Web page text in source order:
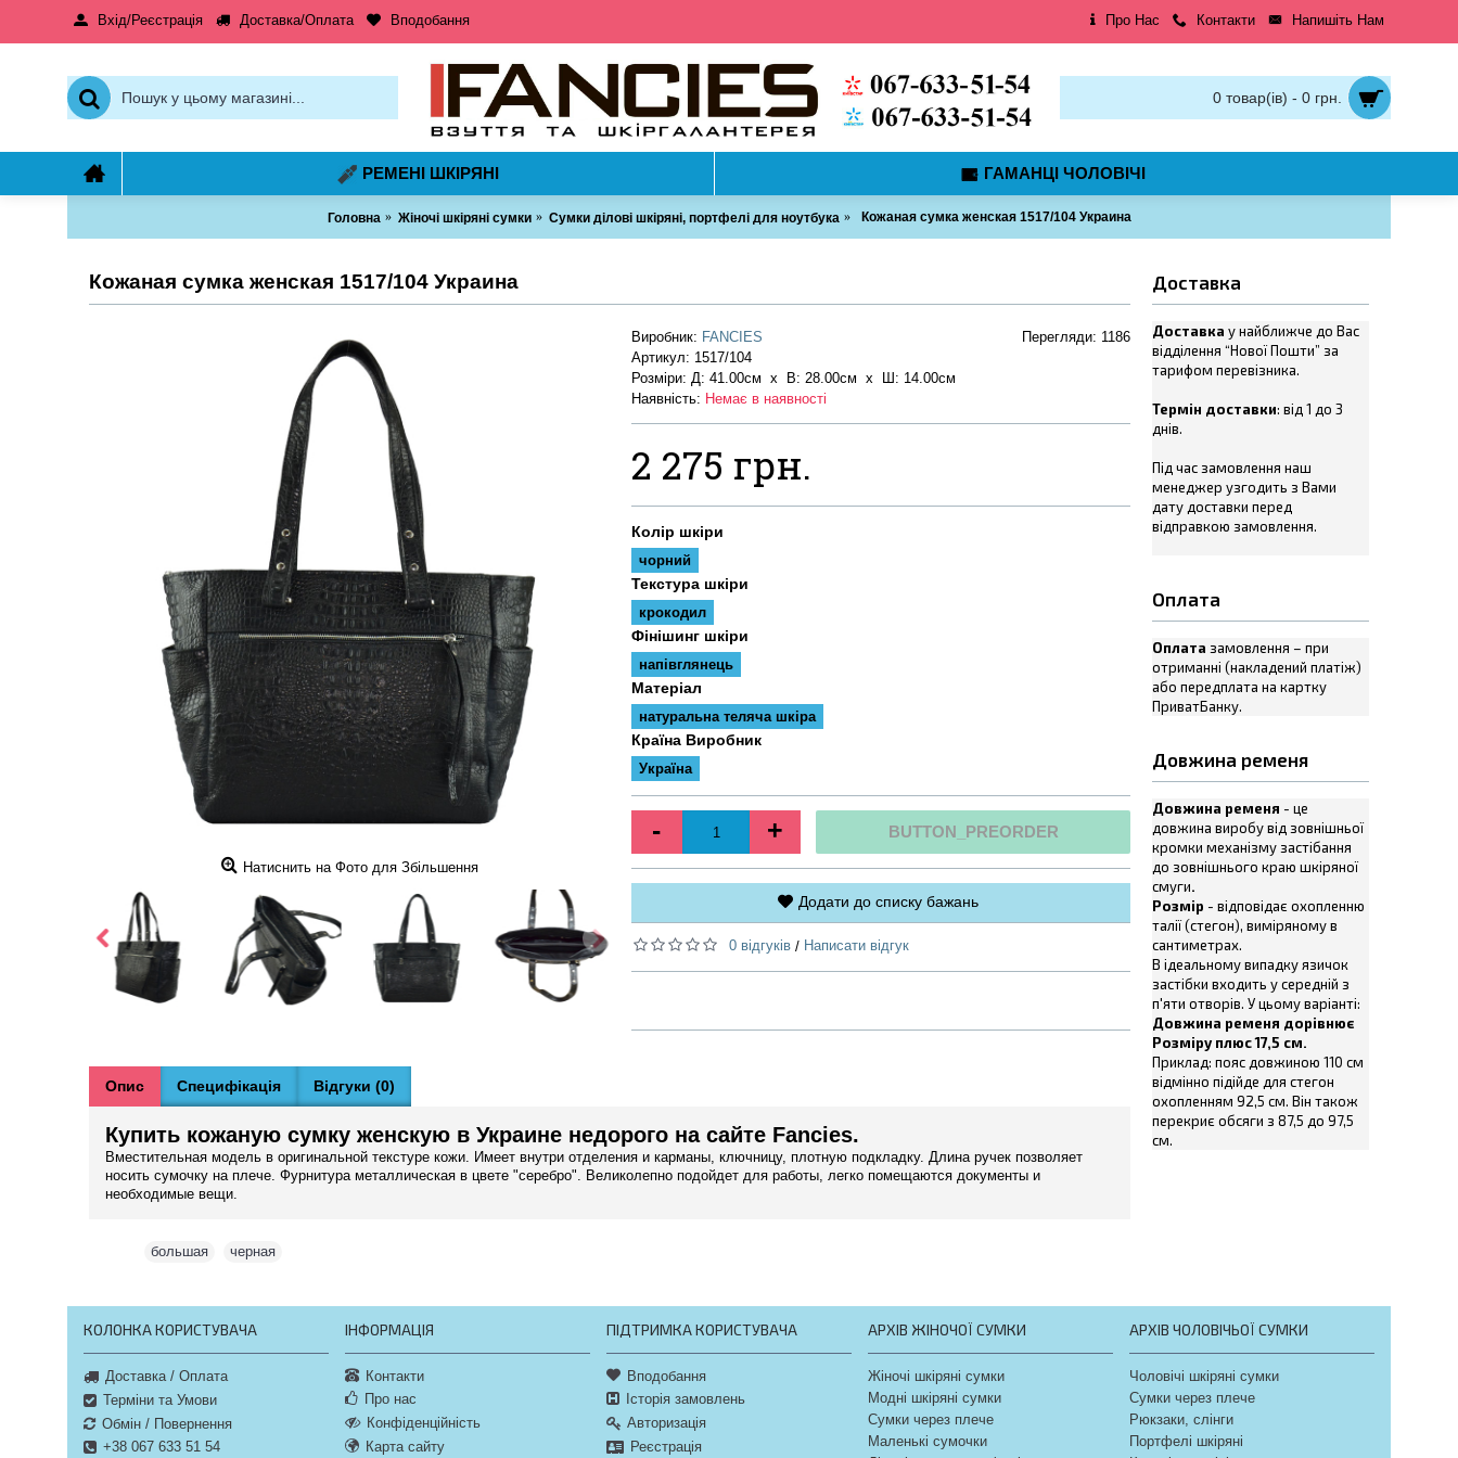
Вхід/Реєстрація Доставка/Оплата Вподобання Про Нас Контакти Напишіть Нам
0 товар(ів) - 0 грн.
РЕМЕНІ ШКІРЯНІ ГАМАНЦІ ЧОЛОВІЧІ
Головна Жіночі шкіряні сумки Сумки ділові шкіряні, портфелі для ноутбука Кожаная сумка женская 1517/104 Украина
Доставка
Доставка у найближче до Вас
відділення “Нової Пошти” за
тарифом перевізника.
Термін доставки: від 1 до 3
днів.
Під час замовлення наш
менеджер узгодить з Вами
дату доставки перед
відправкою замовлення.
Оплата
Оплата замовлення – при
отриманні (накладений платіж)
або передплата на картку
ПриватБанку.
Довжина ременя
Довжина ременя - це
довжина виробу від зовнішньої
кромки механізму застібання
до зовнішнього краю шкіряної
смуги.
Розмір - відповідає охопленню
талії (стегон), виміряному в
сантиметрах.
В ідеальному випадку язичок
застібки входить у середній з
п'яти отворів. У цьому варіанті:
Довжина ременя дорівнює
Розміру плюс 17,5 см.
Приклад: пояс довжиною 110 см
відмінно підійде для стегон
охопленням 92,5 см. Він також
перекриє обсяги з 87,5 до 97,5
см.
Кожаная сумка женская 1517/104 Украина
Натиснить на Фото для Збільшення
Перегляди: 1186
Виробник: FANCIES
Артикул: 1517/104
Розміри: Д: 41.00см х В: 28.00см x Ш: 14.00см
Наявність: Немає в наявності
2 275 грн.
Колір шкіри
чорний
Текстура шкіри
крокодил
Фінішинг шкіри
напівглянець
Матеріал
натуральна теляча шкіра
Країна Виробник
Україна
- + BUTTON_PREORDER
Додати до списку бажань
0 відгуків / Написати відгук
Опис Специфікація Відгуки (0)
Купить кожаную сумку женскую в Украине недорого на сайте Fancies.
Вместительная модель в оригинальной текстуре кожи. Имеет внутри отделения и карманы, ключницу, плотную подкладку. Длина ручек позволяет
носить сумочку на плече. Фурнитура металлическая в цвете "серебро". Великолепно подойдет для работы, легко помещаются документы и
необходимые вещи.
большая черная
КОЛОНКА КОРИСТУВАЧА
Доставка / Оплата
Терміни та Умови
Обмін / Повернення
+38 067 633 51 54
ІНФОРМАЦІЯ
Контакти
Про нас
Конфіденційність
Карта сайту
ПІДТРИМКА КОРИСТУВАЧА
Вподобання
Історія замовлень
Авторизація
Реєстрація
АРХІВ ЖІНОЧОЇ СУМКИ
Жіночі шкіряні сумки
Модні шкіряні сумки
Сумки через плече
Маленькі сумочки
АРХІВ ЧОЛОВІЧЬОЇ СУМКИ
Чоловічі шкіряні сумки
Сумки через плече
Рюкзаки, слінги
Портфелі шкіряні